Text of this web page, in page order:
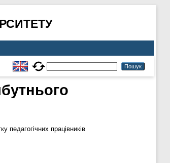
педагогічних працівників